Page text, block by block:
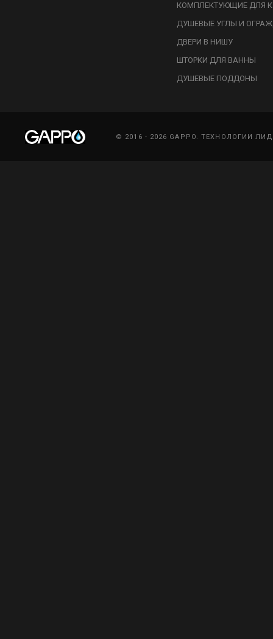
КОМПЛЕКТУЮЩИЕ ДЛЯ
ДУШЕВЫЕ УГЛЫ И
ДВЕРИ В НИШУ
ШТОРКИ ДЛЯ ВАННЫ
ДУШЕВЫЕ ПОДДОНЫ
© 2016 - 2026 GAPPO. ТЕХНОЛОГИИ